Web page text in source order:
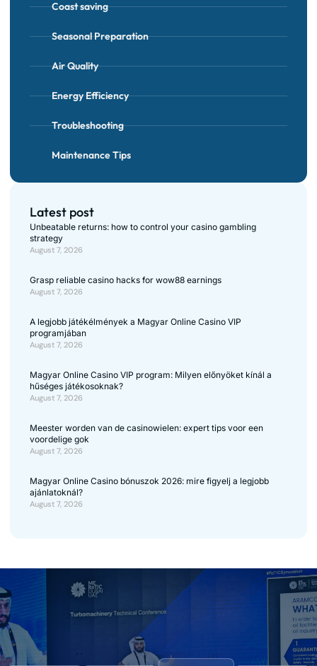
Coast saving
Seasonal Preparation
Air Quality
Energy Efficiency
Troubleshooting
Maintenance Tips
Latest post
Unbeatable returns: how to control your casino gambling
strategy
August 7, 2026
Grasp reliable casino hacks for wow88 earnings
August 7, 2026
A legjobb játékélmények a Magyar Online Casino VIP
programjában
August 7, 2026
Magyar Online Casino VIP program: Milyen előnyöket kínál a
hűséges játékosoknak?
August 7, 2026
Meester worden van de casinowielen: expert tips voor een
voordelige gok
August 7, 2026
Magyar Online Casino bónuszok 2026: mire figyelj a legjobb
ajánlatoknál?
August 7, 2026